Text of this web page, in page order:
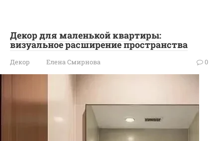
Декор для маленькой квартиры:
визуальное расширение пространства
Декор Елена Смирнова 0